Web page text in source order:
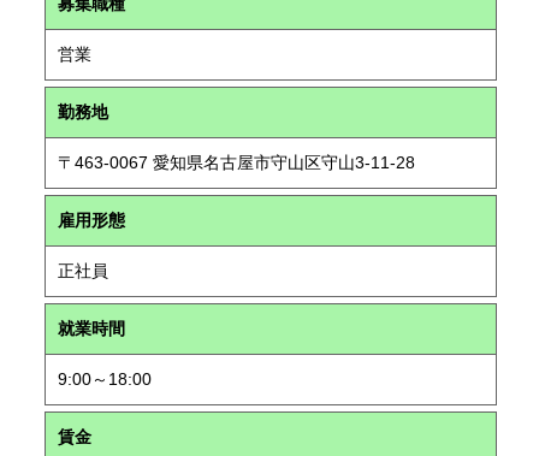
営業
勤務地
〒463-0067 愛知県名古屋市守山区守山3-11-28
雇用形態
正社員
就業時間
9:00～18:00
賃金